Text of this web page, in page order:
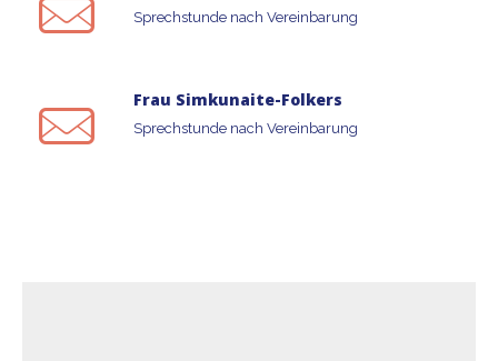
Sprechstunde nach Vereinbarung
Frau Simkunaite-Folkers
Sprechstunde nach Vereinbarung